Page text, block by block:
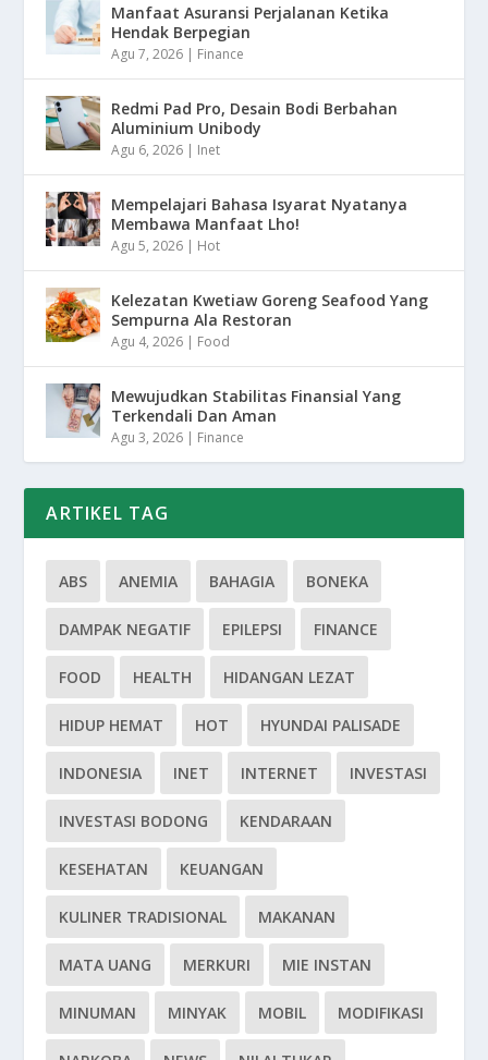
Manfaat Asuransi Perjalanan Ketika
Hendak Berpegian
Agu 7, 2026 | Finance
Redmi Pad Pro, Desain Bodi Berbahan
Aluminium Unibody
Agu 6, 2026 | Inet
Mempelajari Bahasa Isyarat Nyatanya
Membawa Manfaat Lho!
Agu 5, 2026 | Hot
Kelezatan Kwetiaw Goreng Seafood Yang
Sempurna Ala Restoran
Agu 4, 2026 | Food
Mewujudkan Stabilitas Finansial Yang
Terkendali Dan Aman
Agu 3, 2026 | Finance
ARTIKEL TAG
ABS ANEMIA BAHAGIA BONEKA
DAMPAK NEGATIF EPILEPSI FINANCE
FOOD HEALTH HIDANGAN LEZAT
HIDUP HEMAT HOT HYUNDAI PALISADE
INDONESIA INET INTERNET INVESTASI
INVESTASI BODONG KENDARAAN
KESEHATAN KEUANGAN
KULINER TRADISIONAL MAKANAN
MATA UANG MERKURI MIE INSTAN
MINUMAN MINYAK MOBIL MODIFIKASI